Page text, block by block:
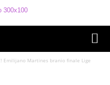
Emilijano Martines branio finale Lige